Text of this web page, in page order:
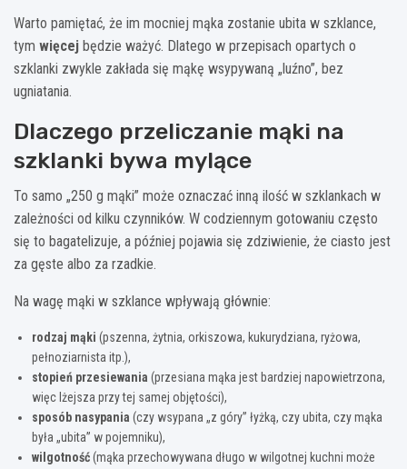
Warto pamiętać, że im mocniej mąka zostanie ubita w szklance,
tym więcej będzie ważyć. Dlatego w przepisach opartych o
szklanki zwykle zakłada się mąkę wsypywaną „luźno”, bez
ugniatania.
Dlaczego przeliczanie mąki na
szklanki bywa mylące
To samo „250 g mąki” może oznaczać inną ilość w szklankach w
zależności od kilku czynników. W codziennym gotowaniu często
się to bagatelizuje, a później pojawia się zdziwienie, że ciasto jest
za gęste albo za rzadkie.
Na wagę mąki w szklance wpływają głównie:
rodzaj mąki (pszenna, żytnia, orkiszowa, kukurydziana, ryżowa,
pełnoziarnista itp.),
stopień przesiewania (przesiana mąka jest bardziej napowietrzona,
więc lżejsza przy tej samej objętości),
sposób nasypania (czy wsypana „z góry” łyżką, czy ubita, czy mąka
była „ubita” w pojemniku),
wilgotność(mąka przechowywana długo w wilgotnej kuchni może